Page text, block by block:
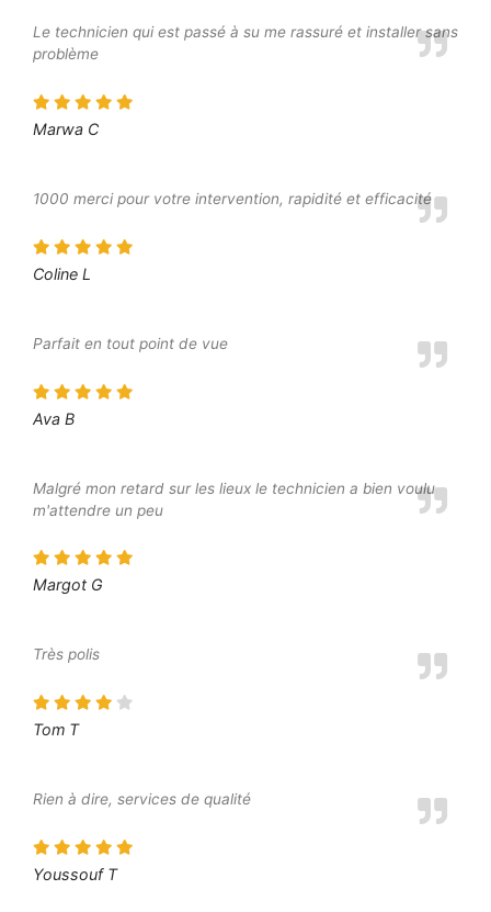
Le technicien qui est passé à su me rassuré et installer sans
problème
Marwa C
1000 merci pour votre intervention, rapidité et efficacité
Coline L
Parfait en tout point de vue
Ava B
Malgré mon retard sur les lieux le technicien a bien voulu
m'attendre un peu
Margot G
Très polis
Tom T
Rien à dire, services de qualité
Youssouf T